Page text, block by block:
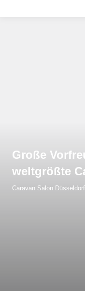
Große
weltgrößte
Caravan Salon Düsseldorf